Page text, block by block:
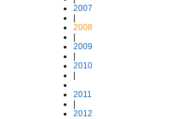
2007
2008
2009
2010
2011
2012